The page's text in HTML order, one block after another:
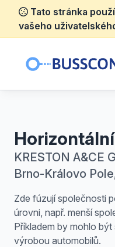
Tato stránka
vašeho
KRESTON A&CE
Brno-Královo
Zde fúzují společnosti
úrovni, např. menší
Příkladem by mohlo
výrobou automobilů.